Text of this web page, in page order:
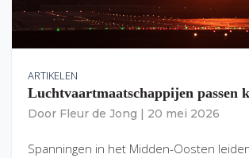
ARTIKELEN
Luchtvaartmaatschappijen passen
Door Fleur de Jong 20 mei 2026
Spanningen in het Midden-Oosten